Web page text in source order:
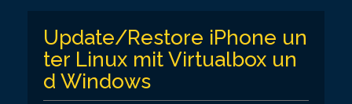
Update/Restore iPhone un
ter Linux mit Virtualbox un
d Windows